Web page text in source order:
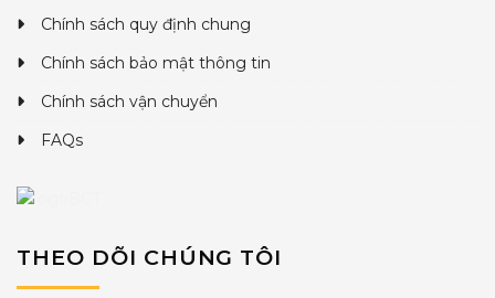
Chính sách quy định chung
Chính sách bảo mật thông tin
Chính sách vận chuyển
FAQs
THEO DÕI CHÚNG TÔI